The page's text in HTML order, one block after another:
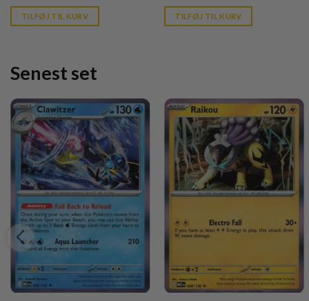
is:
kr. 39,95.
TILFØJ TIL KURV
is:
kr. 39,95.
TILFØJ TIL KURV
Senest set